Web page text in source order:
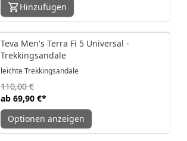
Hinzufügen
-36%
Teva Men's Terra Fi 5 Universal -
Trekkingsandale
leichte Trekkingsandale
ab 69,90 €*
110,00 €
Optionen anzeigen